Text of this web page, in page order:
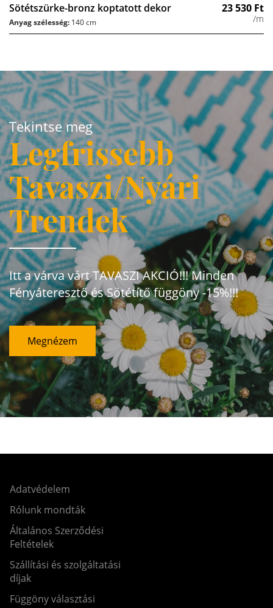
Sötétszürke-bronz koptatott dekor 23 530 Ft
/m
Anyag szélesség: 140 cm
Tekintse meg
Legfrissebb
Tavaszi/Nyári
Trendek
Itt a várva várt TAVASZI AKCIÓ!!! Minden
Fényáteresztő és Sötétítő függöny -15%!!!
Megnézem
Adatvédelem
Rólunk mondták
Általános Szerződési
Feltételek
Szállítási és szolgáltatási
díjak
Függöny választási